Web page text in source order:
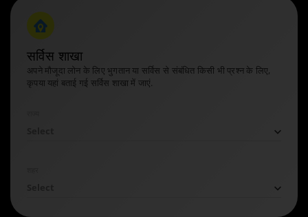
सर्विस शाखा
अपने मौजूदा लोन के लिए भुगतान या सर्विस से संबंधित किसी भी प्रश्न के लिए,
कृपया यहां बताई गई सर्विस शाखा में जाएं.